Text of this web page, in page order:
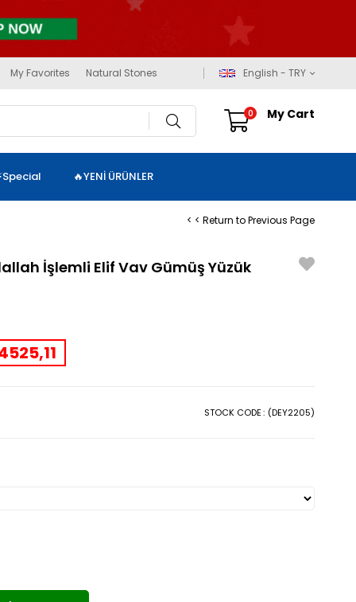
My Favorites Natural Stones English - TRY
My Cart
0
🔥YENİ ÜRÜNLER
< < Return to Previous Page
İşlemli Elif Vav Gümüş Yüzük
STOCK CODE (DEY2205)